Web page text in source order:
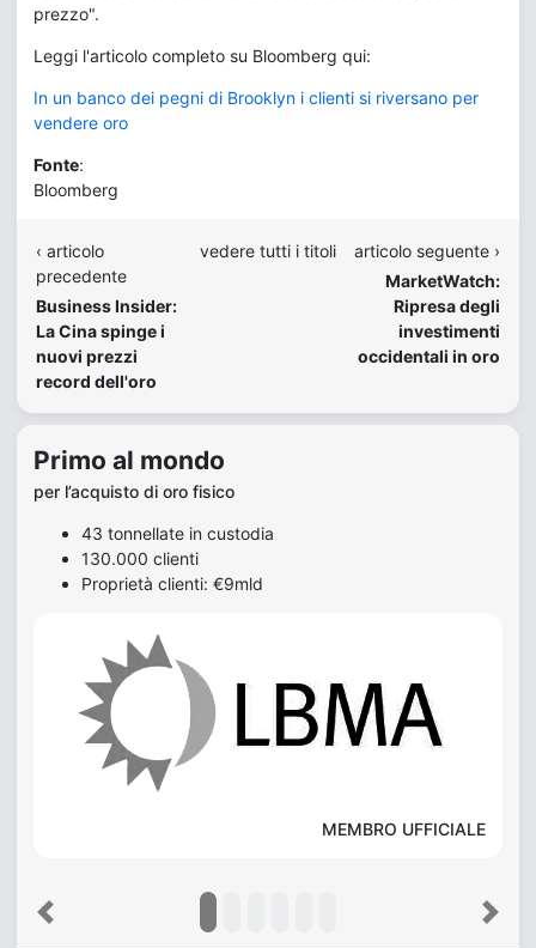
prezzo".
Leggi l'articolo completo su Bloomberg qui:
In un banco dei pegni di Brooklyn i clienti si riversano per
vendere oro
Fonte:
Bloomberg
‹ articolo
precedente
Business Insider:
La Cina spinge i
nuovi prezzi
record dell'oro
vedere tutti i titoli
articolo seguente ›
MarketWatch:
Ripresa degli
investimenti
occidentali in oro
Primo al mondo
per l’acquisto di oro fisico
43 tonnellate in custodia
130.000 clienti
Proprietà clienti: €9mld
MEMBRO UFFICIALE
Previous Next